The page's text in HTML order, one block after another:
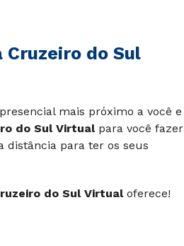
Cruzeiro do Sul
mais próximo a você e
do Sul Virtualpara você fazer
distância para ter os seus
do Sul Virtualoferece!